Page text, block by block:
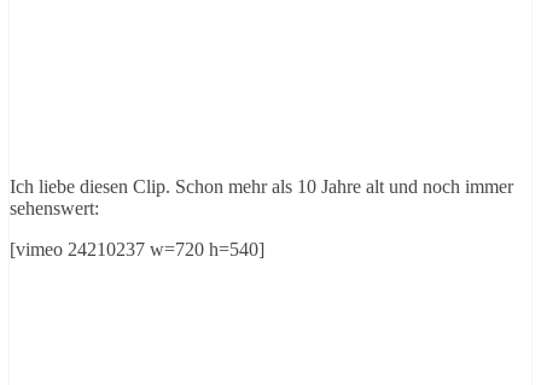
Ich liebe diesen Clip. Schon mehr als 10 Jahre alt und noch immer
sehenswert:
[vimeo 24210237 w=720 h=540]